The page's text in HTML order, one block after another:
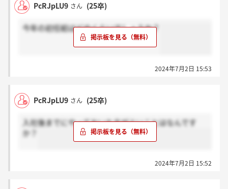
PcRJpLU9 さん (25卒)
今年の初任給はどのくらいでしょうか？
2024年7月2日 15:53
PcRJpLU9 さん (25卒)
入社後までにやっておいた方がよいことはなんです
か？
2024年7月2日 15:52